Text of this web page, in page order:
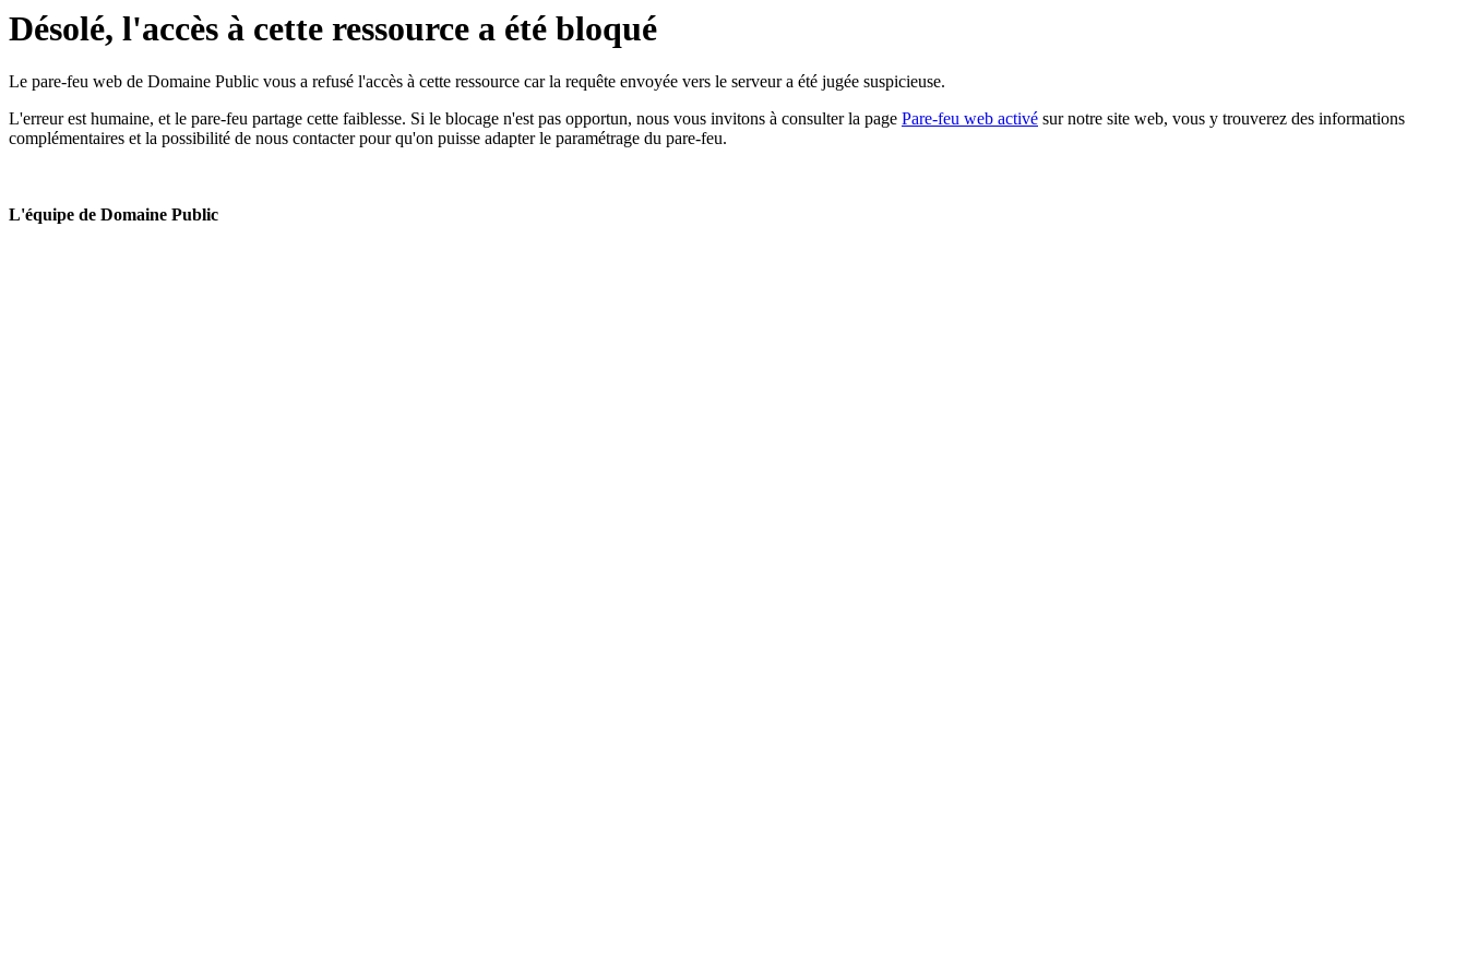
Désolé, l'accès à cette ressource a été bloqué
Le pare-feu web de Domaine Public vous a refusé l'accès à cette ressource car la requête envoyée vers le serveur a été jugée suspicieuse.
L'erreur est humaine, et le pare-feu partage cette faiblesse. Si le blocage n'est pas opportun, nous vous invitons à consulter la page Pare-feu web activé sur notre site web, vous y trouverez des informations
complémentaires et la possibilité de nous contacter pour qu'on puisse adapter le paramétrage du pare-feu.
L'équipe de Domaine Public